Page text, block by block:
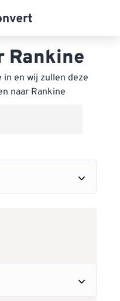
Rankine
in en wij zullen deze
naar Rankine